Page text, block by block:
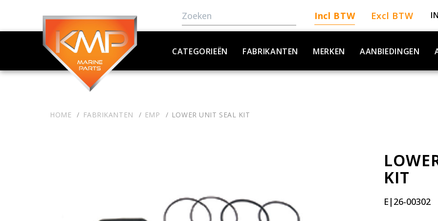
Incl BTW Excl BTW
CATEGORIEËN FABRIKANTEN MERKEN AANBIEDINGEN
HOME FABRIKANTEN EMP LOWER UNIT SEAL KIT
KIT
E|26-00302